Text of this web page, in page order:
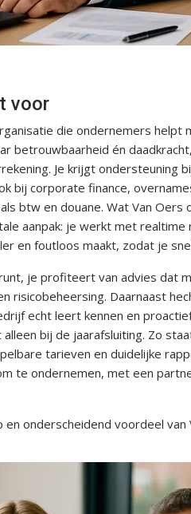
voor
die ondernemers helpt
betrouwbaarheid én
Je krijgt ondersteuning
bij corporate finance,
btw en douane. Wat Van Oers
aanpak: je werkt met
en foutloos maakt, zodat je
je profiteert van advies dat
Daarnaast
echt leert kennen en
bij de jaarafsluiting. Zo
tarieven en duidelijke
te ondernemen, met een
onderscheidend voordeel van